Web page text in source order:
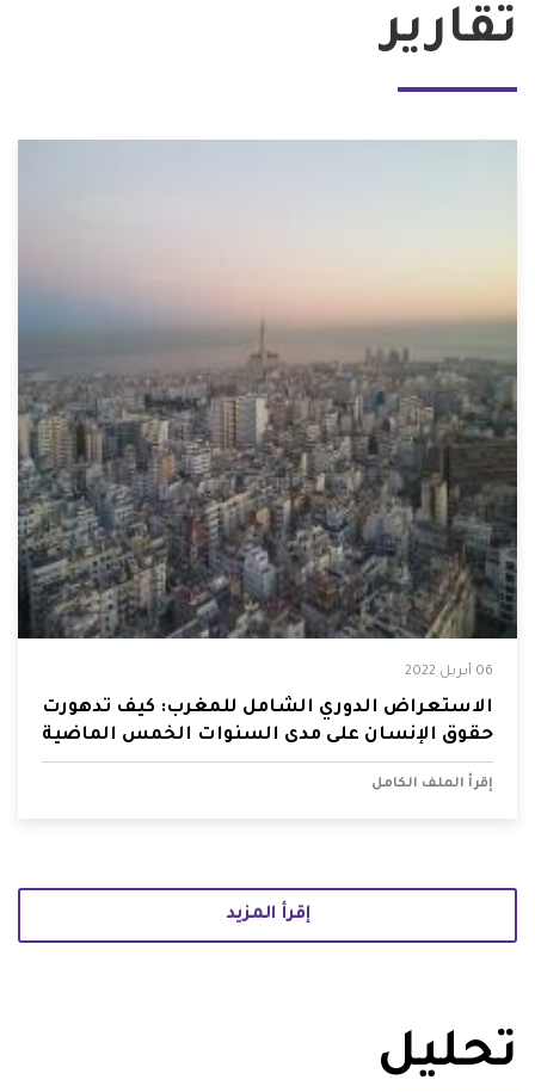
تقارير
06 أبريل 2022
الاستعراض الدوري الشامل للمغرب: كيف تدهورت
حقوق الإنسان على مدى السنوات الخمس الماضية
إقرأ الملف الكامل
إقرأ المزيد
تحليل